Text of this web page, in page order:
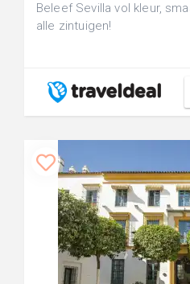
Beleef Sevilla vol kleur,
alle zintuigen!